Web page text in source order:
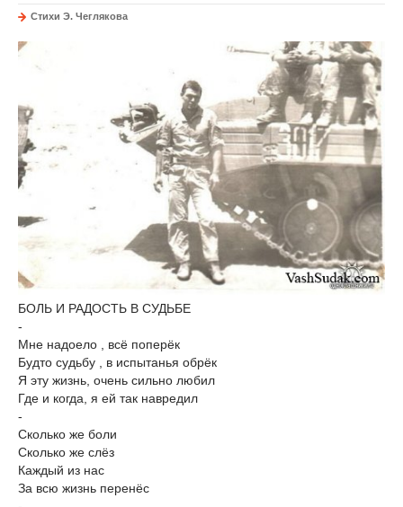
Стихи Э. Чеглякова
БОЛЬ И РАДОСТЬ В СУДЬБЕ
-
Мне надоело , всё поперёк
Будто судьбу , в испытанья обрёк
Я эту жизнь, очень сильно любил
Где и когда, я ей так навредил
-
Сколько же боли
Сколько же слёз
Каждый из нас
За всю жизнь перенёс